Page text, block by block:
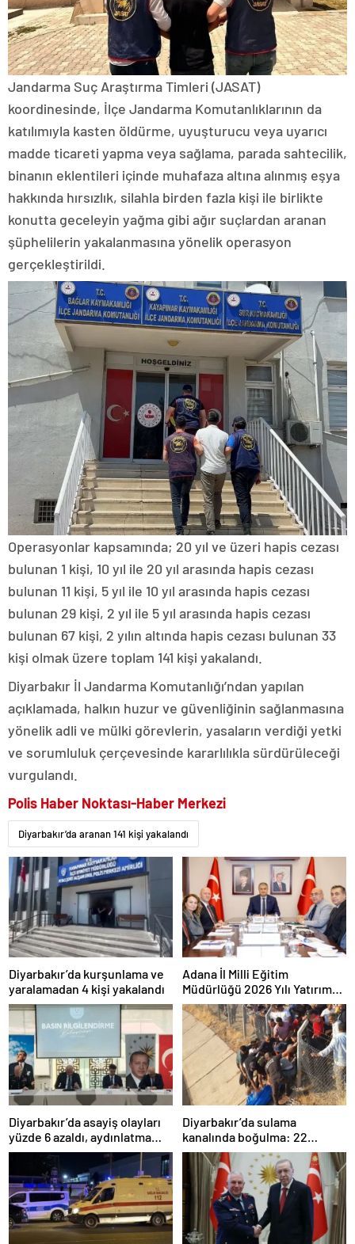
Jandarma Suç Araştırma Timleri (JASAT)
koordinesinde, İlçe Jandarma Komutanlıklarının da
katılımıyla kasten öldürme, uyuşturucu veya uyarıcı
madde ticareti yapma veya sağlama, parada sahtecilik,
binanın eklentileri içinde muhafaza altına alınmış eşya
hakkında hırsızlık, silahla birden fazla kişi ile birlikte
konutta geceleyin yağma gibi ağır suçlardan aranan
şüphelilerin yakalanmasına yönelik operasyon
gerçekleştirildi.
Operasyonlar kapsamında; 20 yıl ve üzeri hapis cezası
bulunan 1 kişi, 10 yıl ile 20 yıl arasında hapis cezası
bulunan 11 kişi, 5 yıl ile 10 yıl arasında hapis cezası
bulunan 29 kişi, 2 yıl ile 5 yıl arasında hapis cezası
bulunan 67 kişi, 2 yılın altında hapis cezası bulunan 33
kişi olmak üzere toplam 141 kişi yakalandı.
Diyarbakır İl Jandarma Komutanlığı’ndan yapılan
açıklamada, halkın huzur ve güvenliğinin sağlanmasına
yönelik adli ve mülki görevlerin, yasaların verdiği yetki
ve sorumluluk çerçevesinde kararlılıkla sürdürüleceği
vurgulandı.
Polis Haber Noktası-Haber Merkezi
Diyarbakır’da aranan 141 kişi yakalandı
Diyarbakır’da kurşunlama ve
yaralamadan 4 kişi yakalandı
Adana İl Milli Eğitim
Müdürlüğü 2026 Yılı Yatırım
Programı değerlendirildi
Diyarbakır’da asayiş olayları
yüzde 6 azaldı, aydınlatma
oranı yüzde 98’e yükseldi
Diyarbakır’da sulama
kanalında boğulma: 22
yaşındaki genç hayatını
kaybetti